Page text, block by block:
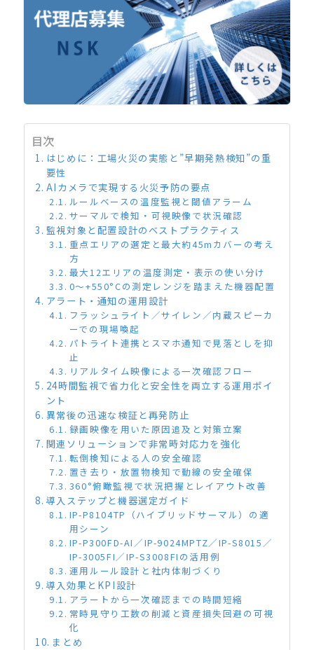
目次
はじめに：工場火災の実態と”早期発熱検知”の重
要性
AIカメラで実現する火災予防の要点
ルールベースの温度監視と閾値アラーム
サーマルで検知・可視映像で状況確認
監視対象と配置設計のベストプラクティス
重点エリアの選定と最大約45mカバーの考え
方
最大12エリアの温度測定・表示の使い分け
0〜+550°Cの測定レンジを踏まえた機器配置
アラート・通知の運用設計
フラッシュライト／サイレン／内蔵スピーカ
ーでの現場喚起
パトライト連携とスマホ通知で見落としを抑
止
リアルタイム映像による一次確認フロー
24時間監視で省力化と安全性を両立する運用ポイ
ント
異常後の迅速な検証と再発防止
録画映像を用いた原因追及と対策立案
関連ソリューションで非常時対応力を強化
転倒検知による人の安全確認
置き去り・放置物検知で動線の安全確保
360°俯瞰監視で状況把握とレイアウト改善
導入ステップと機器選定ガイド
IP-P8104TP（ハイブリッドサーマル）の適
用シーン
IP-P300FD-AI／IP-9024MPTZ／IP-S8015／
IP-3005FI／IP-S3008FIの活用例
運用ルール設計と社内体制づくり
導入効果とKPI設計
アラートから一次確認までの時間短縮
常時見守り工数の削減と資産損失回避の可視
化
まとめ